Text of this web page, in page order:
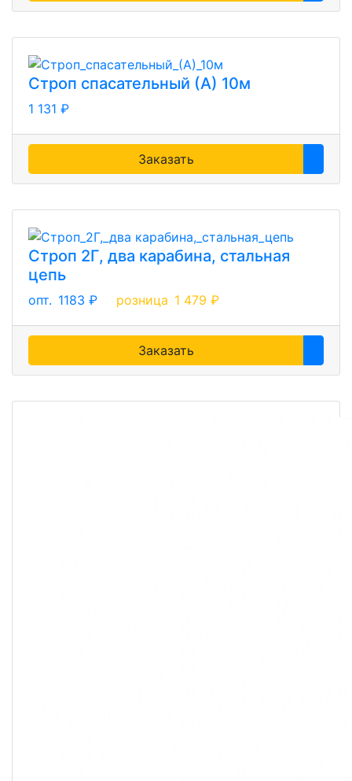
Строп спасательный (А) 10м
1 131 ₽
Заказать
Строп 2Г, два карабина, стальная
цепь
опт. 1183 ₽ розница 1 479 ₽
Заказать